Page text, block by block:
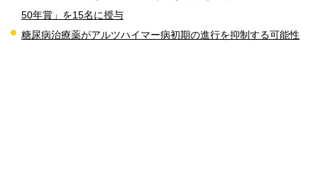
50年賞」を15名に授与
糖尿病治療薬がアルツハイマー病初期の進行を抑制する可能性